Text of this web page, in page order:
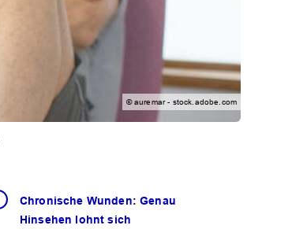
© auremar - stock.adobe.com
Chronische Wunden: Genau
Hinsehen lohnt sich